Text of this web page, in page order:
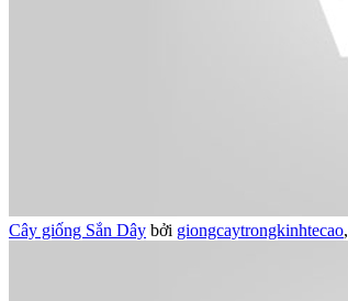
Cây giống Sắn Dây bởi giongcaytrongkinhtecao,